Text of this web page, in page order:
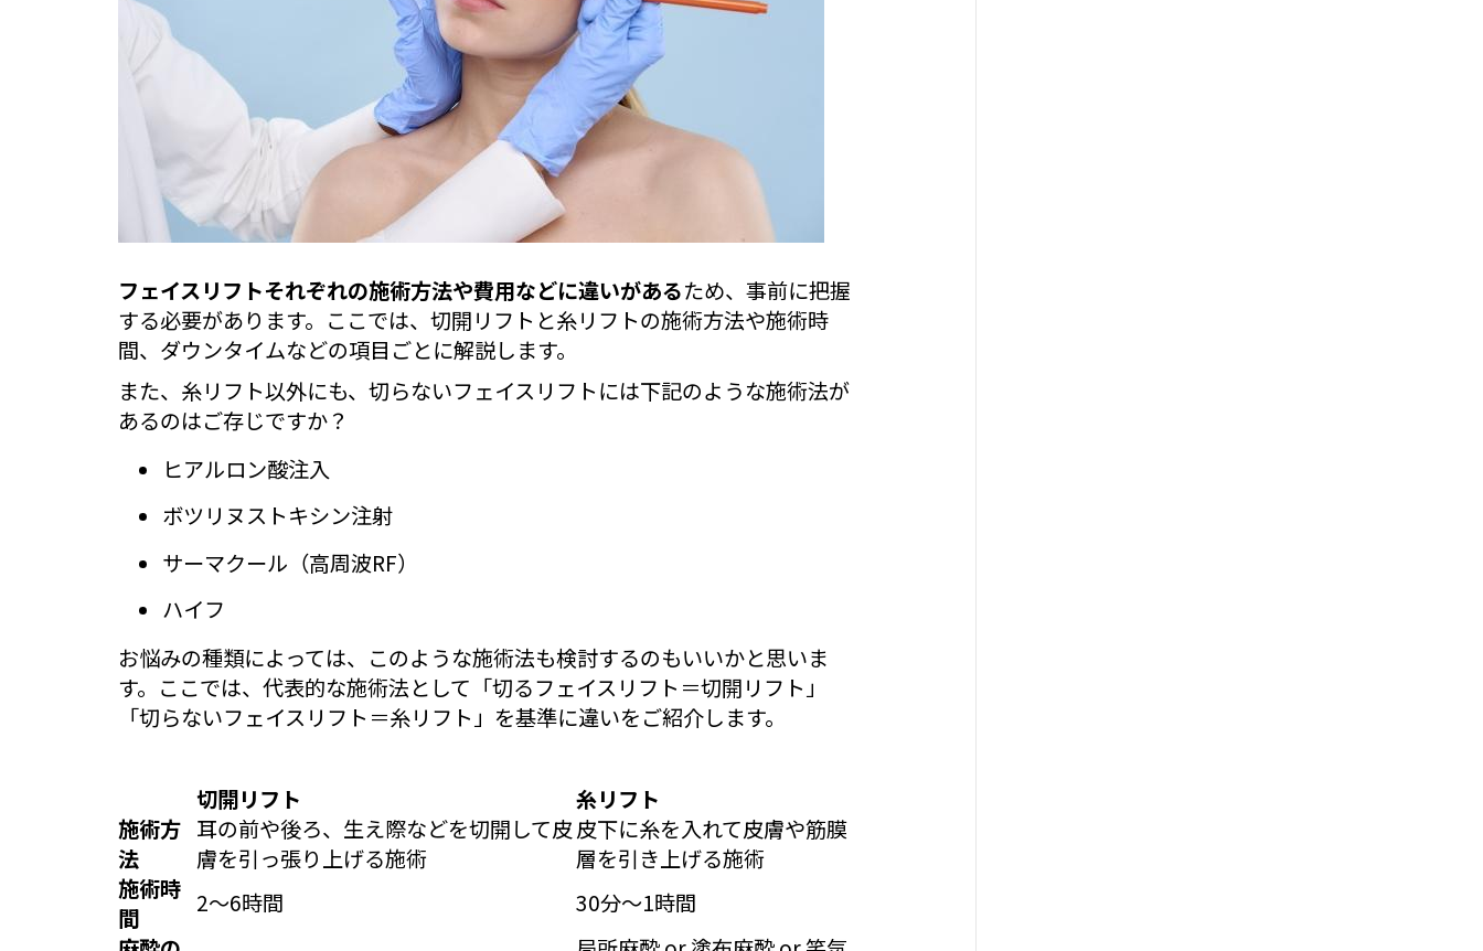
フェイスリフトそれぞれの施術方法や費用などに違いがあるため、事前に把握
する必要があります。ここでは、切開リフトと糸リフトの施術方法や施術時
間、ダウンタイムなどの項目ごとに解説します。
また、糸リフト以外にも、切らないフェイスリフトには下記のような施術法が
あるのはご存じですか？
ヒアルロン酸注入
ボツリヌストキシン注射
サーマクール（高周波RF）
ハイフ
お悩みの種類によっては、このような施術法も検討するのもいいかと思いま
す。ここでは、代表的な施術法として「切るフェイスリフト＝切開リフト」
「切らないフェイスリフト＝糸リフト」を基準に違いをご紹介します。
切開リフト
糸リフト
施術方
法
耳の前や後ろ、生え際などを切開して皮
膚を引っ張り上げる施術
皮下に糸を入れて皮膚や筋膜
層を引き上げる施術
施術時
間
2〜6時間
30分〜1時間